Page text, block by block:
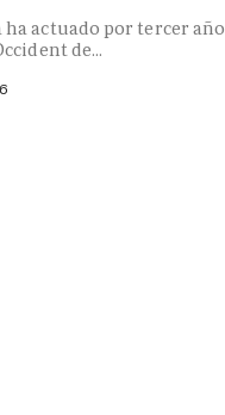
actuado por tercer año
de...